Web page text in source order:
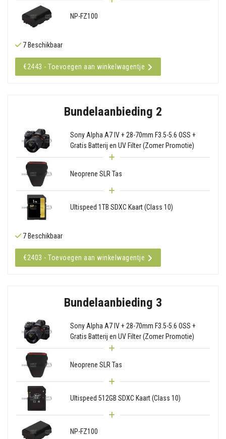
NP-FZ100
7 Beschikbaar
€2443 - Toevoegen aan winkelwagentje
Bundelaanbieding 2
Sony Alpha A7 IV + 28-70mm F3.5-5.6 OSS +
Gratis Batterij en UV Filter (Zomer Promotie)
Neoprene SLR Tas
Ultispeed 1TB SDXC Kaart (Class 10)
7 Beschikbaar
€2403 - Toevoegen aan winkelwagentje
Bundelaanbieding 3
Sony Alpha A7 IV + 28-70mm F3.5-5.6 OSS +
Gratis Batterij en UV Filter (Zomer Promotie)
Neoprene SLR Tas
Ultispeed 512GB SDXC Kaart (Class 10)
NP-FZ100